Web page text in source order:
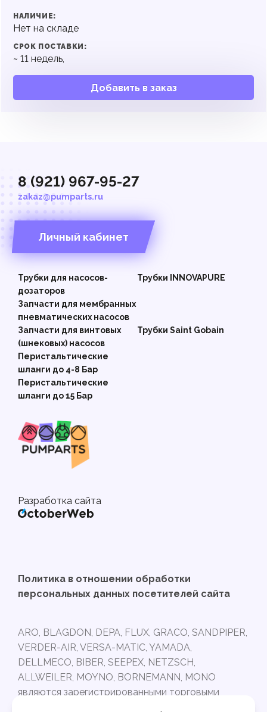
НАЛИЧИЕ:
Нет на складе
СРОК ПОСТАВКИ:
~ 11 недель,
Добавить в заказ
Разработка сайта
Трубки для насосов-
дозаторов
Трубки INNOVAPURE
Запчасти для мембранных
пневматических насосов
Запчасти для винтовых
(шнековых) насосов
Трубки Saint Gobain
Перистальтические
шланги до 4-8 Бар
Перистальтические
шланги до 15 Бар
8 (921) 967-95-27
zakaz@pumparts.ru
Личный кабинет
Политика в отношении обработки
персональных данных посетителей сайта
ARO, BLAGDON, DEPA, FLUX, GRACO, SANDPIPER,
VERDER-AIR, VERSA-MATIC, YAMADA,
DELLMECO, BIBER, SEEPEX, NETZSCH,
ALLWEILER, MOYNO, BORNEMANN, MONO
являются зарегистрированными торговыми